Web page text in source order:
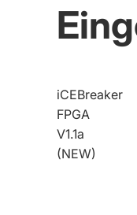
iCEBreaker
FPGA
V1.1a
(NEW)